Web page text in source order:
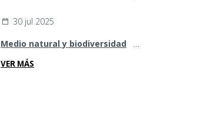
30 jul 2025
Medio natural y biodiversidad
Sostenibilidad y cambio climático
VER MÁS